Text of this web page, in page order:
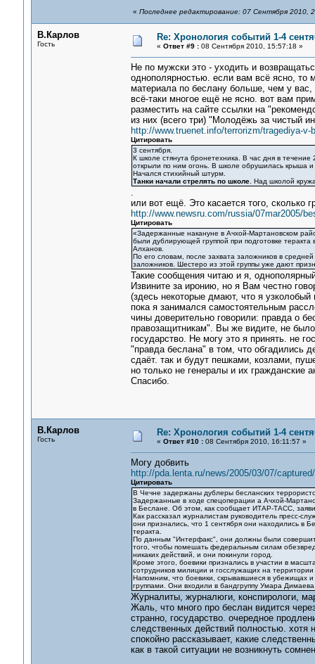
« Последнее редактирование: 07 Сентября 2010,
В.Карлов
Гость
Re: Хронология событий 1-4
« Ответ #9 :08 Сентября 2010, 15:57:18 »
Не по мужски это - уходить и
однополярностью. если вам всё ясно, то
материала по беслану больше, чем у
всё-таки многое ещё не ясно. вот вам
разместить на сайте ссылки на
из них (всего три) "Молодёжь за чистый
http://www.truenet.info/terrorizm/tragediya-
Цитировать
3 сентября.
К школе стянута бронетехника. В час дня в
открыли по ним огонь. В школе обрушилась крыша
Начался стихийный штурм.
Танки начали стрелять по школе. Над школой
.
или вот ещё. Это касается того, сколько
http://www.newsru.com/russia/07mar2005/
Цитировать
«Задержанные накануне в Ачхой-Мартановском
были дублирующей группой при подготовке
Алханов.
По его словам, после захвата заложников в
заложников. Шестеро из этой группы уже дают
Такие сообщения читаю и я,
Извините за иронию, но я Вам честно
(здесь некоторые дмают, что я
пока я занимался самостоятельным
чины доверительно говорили: правда о
правозащитникам". Вы же видите, не
государство. Не могу это я принять. не
"правда беслана" в том, что обгадились
сдаёт. так и будут пешками, козлами,
но только не генералы и их гражданские
Спасибо.
В.Карлов
Гость
Re: Хронология событий 1-4
« Ответ #10 :08 Сентября 2010, 16:11:57 »
Могу добвить
http://pda.lenta.ru/news/2005/03/07/captured/
Цитировать
В Чечне задержаны дублеры бесланских
Задержанные в ходе спецоперации а Ачхой-
в Беслане. Об этом, как сообщает ИТАР-ТАСС,
Как рассказал журналистам руководитель пресс-
они признались, что 1 сентября они находились в
теракта.
По данным "Интерфакс", они должны были
того, чтобы помешать федеральным силам
никаких действий, и они покинули город.
Кроме этого, боевики признались в участии в
сотрудников милиции и госслужащих на
Напомним, что боевики, скрывавшиеся в убежищах
группами. Они входили в бандгруппу Умара
Журналиты, журналюги, конспирологи,
Жаль, что много про беслан видится
странно, государство. очередное
следственных действий полностью. хотя
спокойно рассказывает, какие
как в такой ситуации не возникнуть